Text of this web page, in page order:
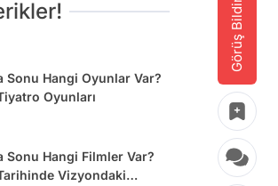
Görüş Bildir
Sonu Hangi Oyunlar Var?
Oyunları
Sonu Hangi Filmler Var?
Vizyondaki